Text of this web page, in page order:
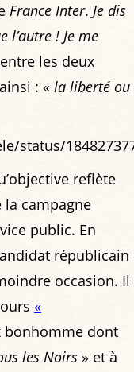
France Inter. Je dis
l’autre ! Je me
les deux
: « la liberté ou
status/
reflète
campagne
public. En
républicain
occasion. Il
«
bonhomme dont
les Noirs » et à